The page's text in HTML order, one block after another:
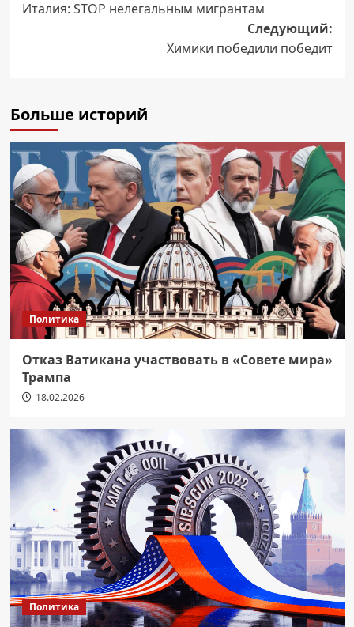
записи
Италия: STOP нелегальным мигрантам
Следующий:
Химики победили победит
Больше историй
Политика
Отказ Ватикана участвовать в «Совете мира»
Трампа
18.02.2026
Политика